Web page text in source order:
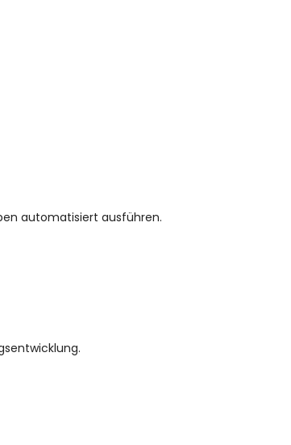
automatisiert ausführen.
Ich bin die digitale Empfangs-Agentin der Traniva